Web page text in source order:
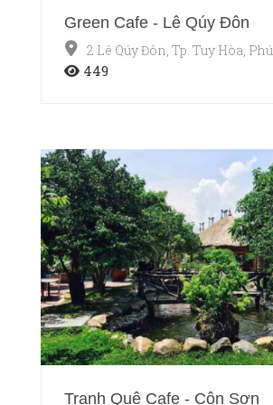
Green Cafe - Lê Qúy Đôn
2 Lê Qúy Đôn, Tp. Tuy Hòa,
449
Tranh Quê Cafe - Côn Sơn